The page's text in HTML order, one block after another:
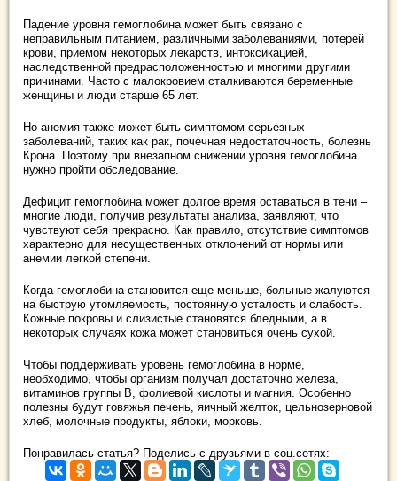
Падение уровня гемоглобина может быть связано с
неправильным питанием, различными заболеваниями, потерей
крови, приемом некоторых лекарств, интоксикацией,
наследственной предрасположенностью и многими другими
причинами. Часто с малокровием сталкиваются беременные
женщины и люди старше 65 лет.
Но анемия также может быть симптомом серьезных
заболеваний, таких как рак, почечная недостаточность, болезнь
Крона. Поэтому при внезапном снижении уровня гемоглобина
нужно пройти обследование.
Дефицит гемоглобина может долгое время оставаться в тени –
многие люди, получив результаты анализа, заявляют, что
чувствуют себя прекрасно. Как правило, отсутствие симптомов
характерно для несущественных отклонений от нормы или
анемии легкой степени.
Когда гемоглобина становится еще меньше, больные жалуются
на быструю утомляемость, постоянную усталость и слабость.
Кожные покровы и слизистые становятся бледными, а в
некоторых случаях кожа может становиться очень сухой.
Чтобы поддерживать уровень гемоглобина в норме,
необходимо, чтобы организм получал достаточно железа,
витаминов группы В, фолиевой кислоты и магния. Особенно
полезны будут говяжья печень, яичный желток, цельнозерновой
хлеб, молочные продукты, яблоки, морковь.
Понравилась статья? Поделись с друзьями в соц.сетях: